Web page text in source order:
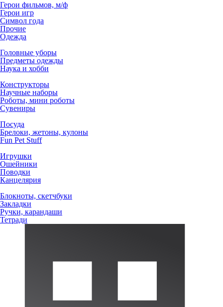
Герои фильмов, м/ф
Герои игр
Символ года
Прочие
Одежда
Головные уборы
Предметы одежды
Наука и хобби
Конструкторы
Научные наборы
Роботы, мини роботы
Сувениры
Посуда
Брелоки, жетоны, кулоны
Fun Pet Stuff
Игрушки
Ошейники
Поводки
Канцелярия
Блокноты, скетчбуки
Закладки
Ручки, карандаши
Тетради